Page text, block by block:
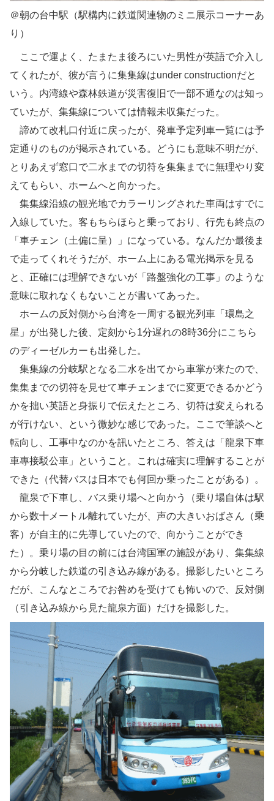
＠朝の台中駅（駅構内に鉄道関連物のミニ展示コーナーあ
り）
ここで運よく、たまたま後ろにいた男性が英語で介入し
てくれたが、彼が言うに集集線はunder constructionだと
いう。内湾線や森林鉄道が災害復旧で一部不通なのは知っ
ていたが、集集線については情報未収集だった。
諦めて改札口付近に戻ったが、発車予定列車一覧には予
定通りのものが掲示されている。どうにも意味不明だが、
とりあえず窓口で二水までの切符を集集までに無理やり変
えてもらい、ホームへと向かった。
集集線沿線の観光地でカラーリングされた車両はすでに
入線していた。客もちらほらと乗っており、行先も終点の
「車チェン（土偏に呈）」になっている。なんだか最後ま
で走ってくれそうだが、ホーム上にある電光掲示を見る
と、正確には理解できないが「路盤強化の工事」のような
意味に取れなくもないことが書いてあった。
ホームの反対側から台湾を一周する観光列車「環島之
星」が出発した後、定刻から1分遅れの8時36分にこちら
のディーゼルカーも出発した。
集集線の分岐駅となる二水を出てから車掌が来たので、
集集までの切符を見せて車チェンまでに変更できるかどう
かを拙い英語と身振りで伝えたところ、切符は変えられる
が行けない、という微妙な感じであった。ここで筆談へと
転向し、工事中なのかを訊いたところ、答えは「龍泉下車
車專接駁公車」ということ。これは確実に理解することが
できた（代替バスは日本でも何回か乗ったことがある）。
龍泉で下車し、バス乗り場へと向かう（乗り場自体は駅
から数十メートル離れていたが、声の大きいおばさん（乗
客）が自主的に先導していたので、向かうことができ
た）。乗り場の目の前には台湾国軍の施設があり、集集線
から分岐した鉄道の引き込み線がある。撮影したいところ
だが、こんなところでお咎めを受けても怖いので、反対側
（引き込み線から見た龍泉方面）だけを撮影した。